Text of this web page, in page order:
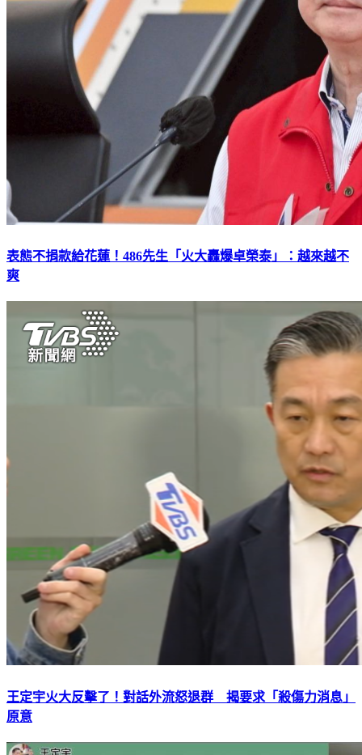
表態不捐款給花蓮！486先生「火大轟爆卓榮泰」：越來越不
爽
王定宇火大反擊了！對話外流怒退群 揭要求「殺傷力消息」
原意